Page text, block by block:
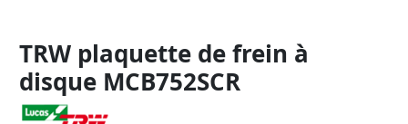
TRW plaquette de frein à
disque MCB752SCR